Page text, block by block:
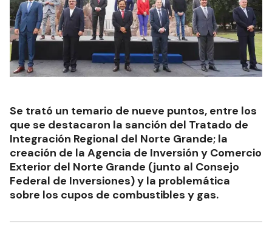
Se trató un temario de nueve puntos, entre los
que se destacaron la sanción del Tratado de
Integración Regional del Norte Grande; la
creación de la Agencia de Inversión y Comercio
Exterior del Norte Grande (junto al Consejo
Federal de Inversiones) y la problemática
sobre los cupos de combustibles y gas.